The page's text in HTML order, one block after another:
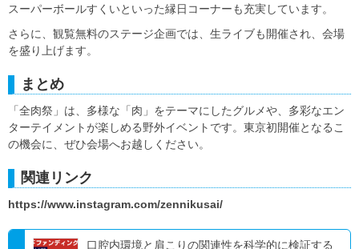
スーパーボールすくいといった縁日コーナーも充実しています。
さらに、観覧無料のステージ企画では、生ライブも開催され、会場
を盛り上げます。
まとめ
「全肉祭」は、多様な「肉」をテーマにしたグルメや、多彩なエン
ターテイメントが楽しめる野外イベントです。東京初開催となるこ
の機会に、ぜひ会場へお越しください。
関連リンク
https://www.instagram.com/zennikusai/
口腔内環境と肩こりの関連性を科学的に検証する